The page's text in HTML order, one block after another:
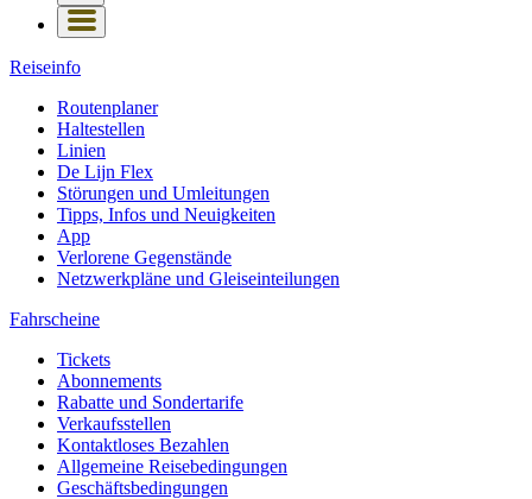
Reiseinfo
Routenplaner
Haltestellen
Linien
De Lijn Flex
Störungen und Umleitungen
Tipps, Infos und Neuigkeiten
App
Verlorene Gegenstände
Netzwerkpläne und Gleiseinteilungen
Fahrscheine
Tickets
Abonnements
Rabatte und Sondertarife
Verkaufsstellen
Kontaktloses Bezahlen
Allgemeine Reisebedingungen
Geschäftsbedingungen